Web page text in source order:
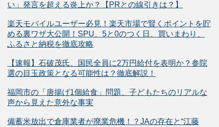
い」発言を超える炎上か？【PRとの線引きは？】
楽天モバイルユーザー必見！楽天市場で賢くポイントを貯
める裏ワザ大公開！SPU、5と0のつく日、買いまわり、
ふるさと納税を徹底攻略
【速報】石破茂氏、国民全員に2万円給付を表明か？参院
選の目玉政策となる可能性は？徹底解説！
福岡市の「唐揚げ1個給食」問題、子どもたちのリアルな
声から見えた意外な事実
備蓄米放出で倉庫業者が廃業危機！？JAの存在と“江藤